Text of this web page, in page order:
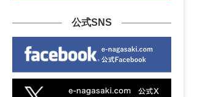
公式SNS